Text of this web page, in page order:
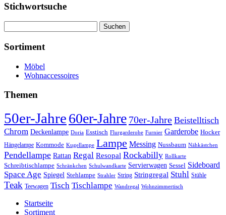
Stichwortsuche
nach:
Sortiment
Möbel
Wohnaccessoires
Themen
50er-Jahre60er-Jahre 70er-Jahre Beistelltisch
Chrom Deckenlampe Doria Esstisch Flurgarderobe Furnier Garderobe Hocker
Hängelampe Kommode Kugellampe Lampe Messing Nussbaum Nähkästchen
Pendellampe Rattan Regal Resopal Rockabilly Rollkarte
Schreibtischlampe Schränkchen Schulwandkarte Servierwagen Sessel Sideboard
Space Age Spiegel Stehlampe Strahler String Stringregal Stuhl Stühle
Teak Teewagen Tisch Tischlampe Wandregal Wohnzimmertisch
Startseite
Sortiment